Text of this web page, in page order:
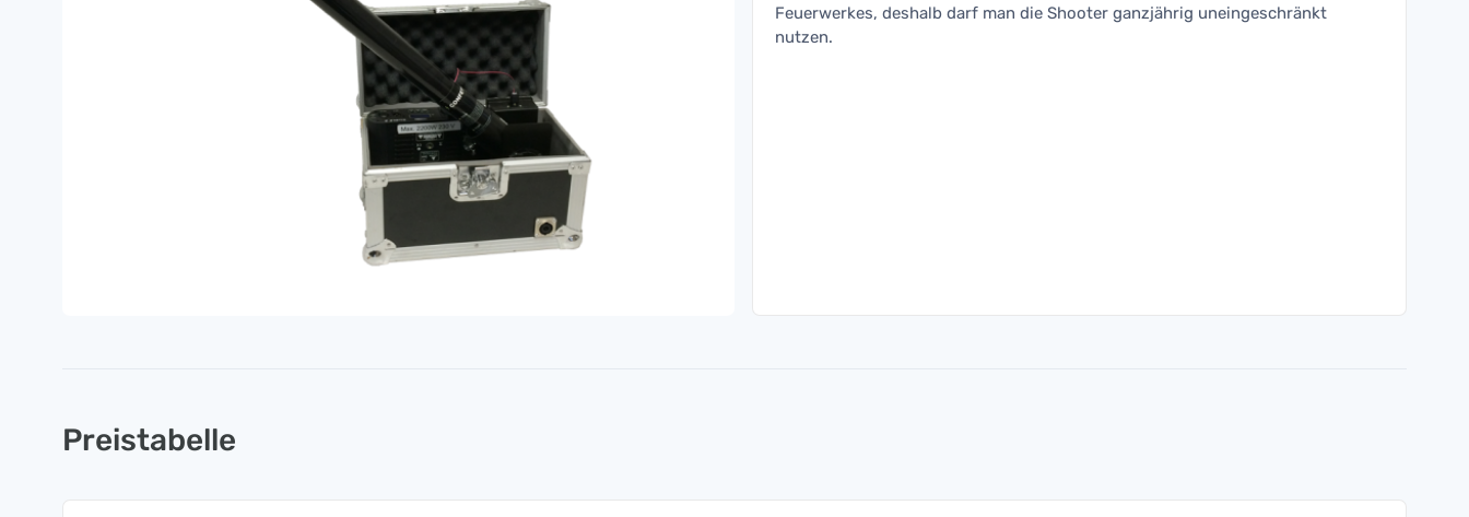
Feuerwerkes, deshalb darf man die Shooter ganzjährig uneingeschränkt
nutzen.
Preistabelle